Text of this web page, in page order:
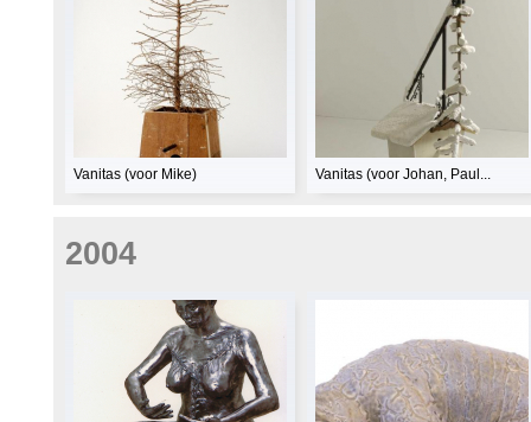
Vanitas (voor Mike) Vanitas (voor Johan, Paul...
2004